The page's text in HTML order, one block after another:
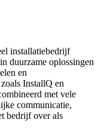
installatiebedrijf
duurzame oplossingen
en
InstallQ en
met vele
communicatie,
bedrijf over als